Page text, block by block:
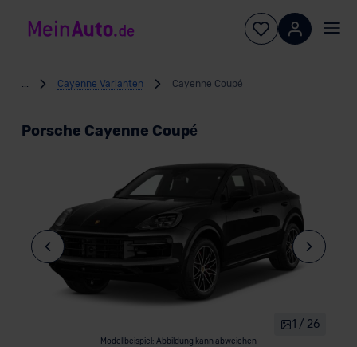
Cayenne Varianten Cayenne Coupé
Porsche Cayenne Coupé
Modellbeispiel: Abbildung kann abweichen
1 / 26